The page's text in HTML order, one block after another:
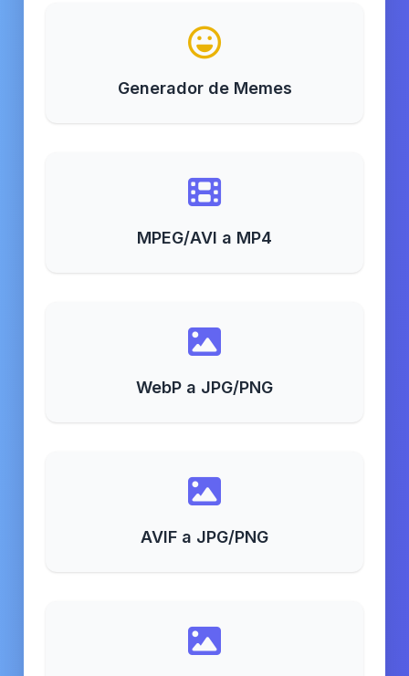
Generador de Memes
MPEG/AVI a MP4
WebP a JPG/PNG
AVIF a JPG/PNG